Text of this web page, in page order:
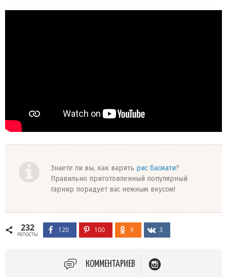
Знаете ли вы, как варить рис басмати?
Правильно приготовленный популярный
гарнир порадует вас нежным вкусом!
232
РЕПОСТЫ
120 100 9 3
КОММЕНТАРИЕВ